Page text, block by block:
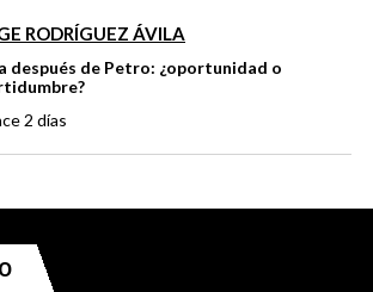
RODRÍGUEZ ÁVILA
después de Petro: ¿oportunidad o
2 días